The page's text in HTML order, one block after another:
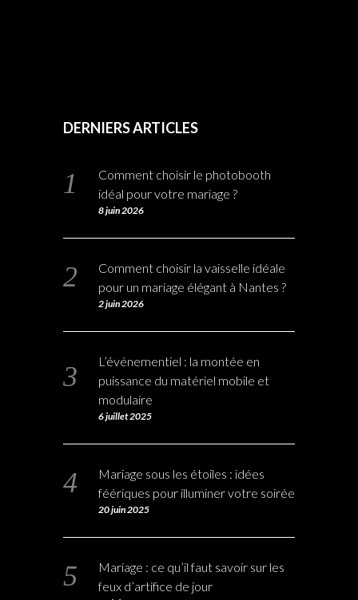
DERNIERS ARTICLES
Comment choisir le photobooth
idéal pour votre mariage ?
8 juin 2026
Comment choisir la vaisselle idéale
pour un mariage élégant à Nantes ?
2 juin 2026
L’événementiel : la montée en
puissance du matériel mobile et
modulaire
6 juillet 2025
Mariage sous les étoiles : idées
féériques pour illuminer votre soirée
20 juin 2025
Mariage : ce qu’il faut savoir sur les
feux d’artifice de jour